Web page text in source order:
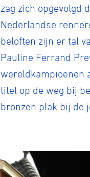
zag zich opgevolgd
Nederlandse
beloften zijn er tal
Pauline Ferrand
wereldkampioenen
titel op de weg bij
bronzen plak bij de